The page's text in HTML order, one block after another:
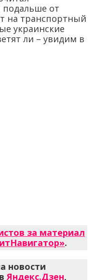
от
на транспортный
украинские
ли – увидим в
за материал
.
новости
Яндекс.Дзен,